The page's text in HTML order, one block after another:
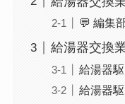
💬 編集
給湯器交換
給湯器
給湯器